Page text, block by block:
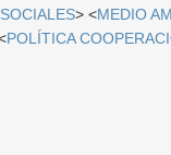
> <MEDIO
POLÍTICA